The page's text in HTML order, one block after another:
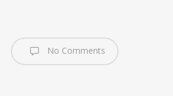
No Comments